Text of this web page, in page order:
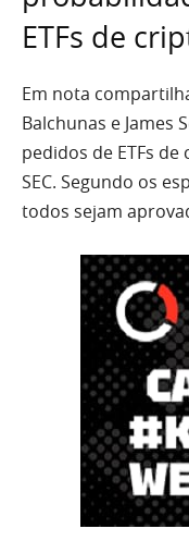
ETFs de
Em nota
Balchunas e James
pedidos de ETFs
SEC. Segundo os
todos sejam